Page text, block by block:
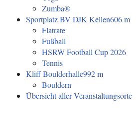
Zumba®
Sportplatz BV DJK Kellen606 m
Flatrate
Fußball
HSRW Football Cup 2026
Tennis
Kliff Boulderhalle992 m
Bouldern
Übersicht aller Veranstaltungsorte